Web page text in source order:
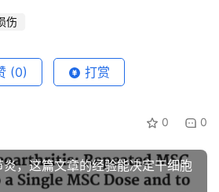
伤
(0) 打赏
0 0
，这篇文章的经验能决定干细胞